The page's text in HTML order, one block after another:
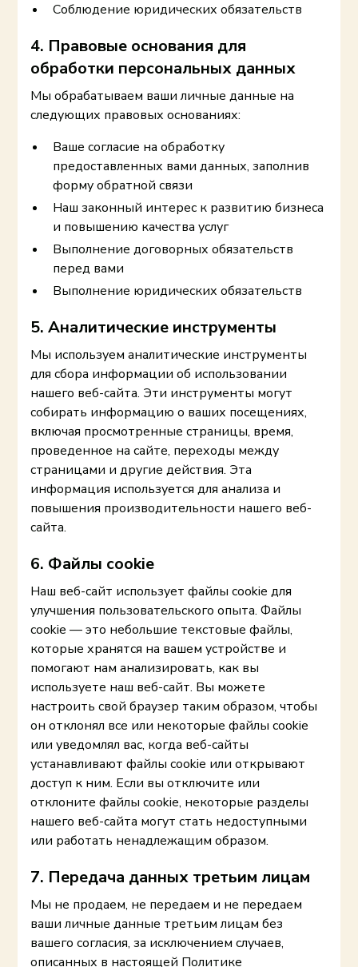
Соблюдение юридических обязательств
4. Правовые основания для
обработки персональных данных
Мы обрабатываем ваши личные данные на
следующих правовых основаниях:
Ваше согласие на обработку
предоставленных вами данных, заполнив
форму обратной связи
Наш законный интерес к развитию бизнеса
и повышению качества услуг
Выполнение договорных обязательств
перед вами
Выполнение юридических обязательств
5. Аналитические инструменты
Мы используем аналитические инструменты
для сбора информации об использовании
нашего веб-сайта. Эти инструменты могут
собирать информацию о ваших посещениях,
включая просмотренные страницы, время,
проведенное на сайте, переходы между
страницами и другие действия. Эта
информация используется для анализа и
повышения производительности нашего веб-
сайта.
6. Файлы cookie
Наш веб-сайт использует файлы cookie для
улучшения пользовательского опыта. Файлы
cookie — это небольшие текстовые файлы,
которые хранятся на вашем устройстве и
помогают нам анализировать, как вы
используете наш веб-сайт. Вы можете
настроить свой браузер таким образом, чтобы
он отклонял все или некоторые файлы cookie
или уведомлял вас, когда веб-сайты
устанавливают файлы cookie или открывают
доступ к ним. Если вы отключите или
отклоните файлы cookie, некоторые разделы
нашего веб-сайта могут стать недоступными
или работать ненадлежащим образом.
7. Передача данных третьим лицам
Мы не продаем, не передаем и не передаем
ваши личные данные третьим лицам без
вашего согласия, за исключением случаев,
описанных в настоящей Политике